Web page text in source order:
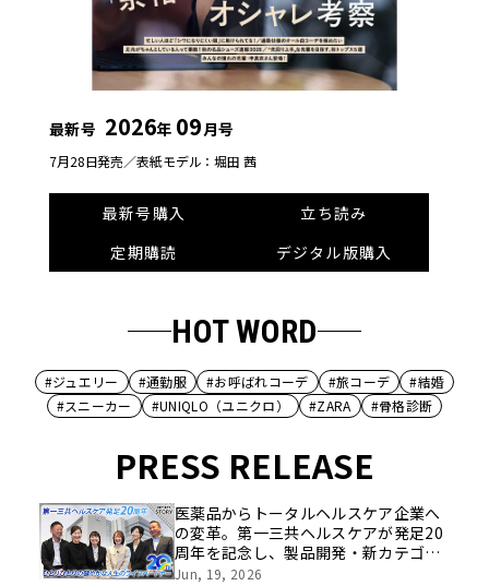
最新号 2026年 09月号
7月28日発売／表紙モデル：堀田 茜
最新号購入
立ち読み
定期購読
デジタル版購入
HOT WORD
#ジュエリー #通勤服 #お呼ばれコーデ #旅コーデ
#結婚
#スニーカー
#UNIQLO（ユニクロ） #ZARA #骨格診断
PRESS RELEASE
医薬品からトータルヘルスケア企業へ
の変革。第一三共ヘルスケアが発足20
周年を記念し、製品開発・新カテゴリ
挑戦の舞台や旧社統合時のエピソード
Jun, 19, 2026